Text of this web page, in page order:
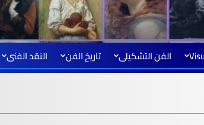
الفن التشكيلى تاريخ الفن النقد الفنى